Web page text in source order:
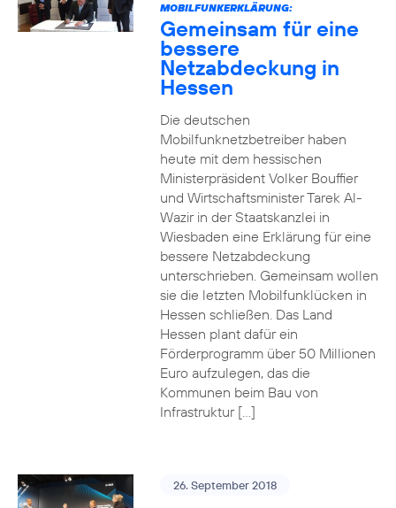
MOBILFUNKERKLÄRUNG:
Gemeinsam für eine
bessere
Netzabdeckung in
Hessen
Die deutschen
Mobilfunknetzbetreiber haben
heute mit dem hessischen
Ministerpräsident Volker Bouffier
und Wirtschaftsminister Tarek Al-
Wazir in der Staatskanzlei in
Wiesbaden eine Erklärung für eine
bessere Netzabdeckung
unterschrieben. Gemeinsam wollen
sie die letzten Mobilfunklücken in
Hessen schließen. Das Land
Hessen plant dafür ein
Förderprogramm über 50 Millionen
Euro aufzulegen, das die
Kommunen beim Bau von
Infrastruktur […]
26. September 2018